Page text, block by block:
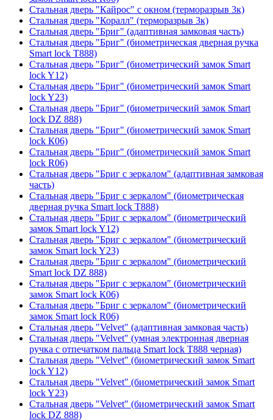
Стальная дверь "Кайрос" с окном (терморазрыв 3к)
Стальная дверь "Коралл" (терморазрыв 3к)
Стальная дверь "Бриг" (адаптивная замковая часть)
Стальная дверь "Бриг" (биометрическая дверная ручка
Smart lock T888)
Стальная дверь "Бриг" (биометрический замок Smart
lock Y12)
Стальная дверь "Бриг" (биометрический замок Smart
lock Y23)
Стальная дверь "Бриг" (биометрический замок Smart
lock DZ 888)
Стальная дверь "Бриг" (биометрический замок Smart
lock К06)
Стальная дверь "Бриг" (биометрический замок Smart
lock R06)
Стальная дверь "Бриг с зеркалом" (адаптивная замковая
часть)
Стальная дверь "Бриг с зеркалом" (биометрическая
дверная ручка Smart lock T888)
Стальная дверь "Бриг с зеркалом" (биометрический
замок Smart lock Y12)
Стальная дверь "Бриг с зеркалом" (биометрический
замок Smart lock Y23)
Стальная дверь "Бриг с зеркалом" (биометрический
Smart lock DZ 888)
Стальная дверь "Бриг с зеркалом" (биометрический
замок Smart lock К06)
Стальная дверь "Бриг с зеркалом" (биометрический
замок Smart lock R06)
Стальная дверь "Velvet" (адаптивная замковая часть)
Стальная дверь "Velvet" (умная электронная дверная
ручка с отпечатком пальца Smart lock T888 черная)
Стальная дверь "Velvet" (биометрический замок Smart
lock Y12)
Стальная дверь "Velvet" (биометрический замок Smart
lock Y23)
Стальная дверь "Velvet" (биометрический замок Smart
lock DZ 888)